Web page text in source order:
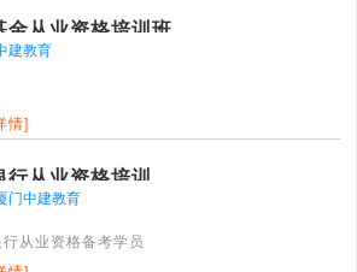
制度，由四个基本的环节组成，即资格
准、考试制度、资格审核和继续教育。
金从业资格培训班
建教育
情]
行从业资格培训
门中建教育
行从业资格备考学员